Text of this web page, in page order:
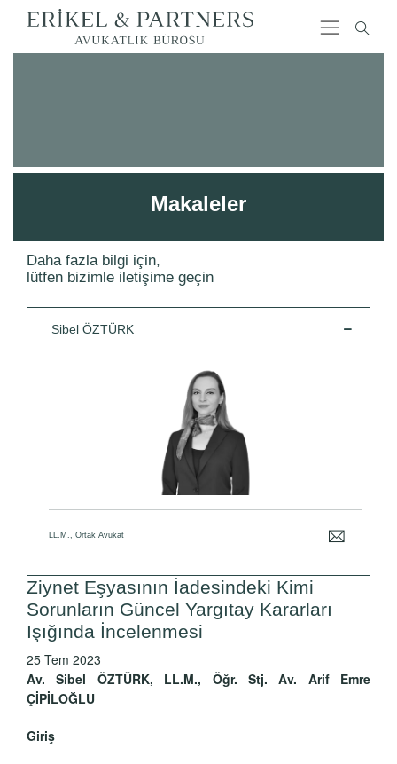
Makaleler
Daha fazla bilgi için,
lütfen bizimle iletişime geçin
Sibel ÖZTÜRK
LL.M., Ortak Avukat
Ziynet Eşyasının İadesindeki Kimi
Sorunların Güncel Yargıtay Kararları
Işığında İncelenmesi
25 Tem 2023
Av. Sibel ÖZTÜRK, LL.M., Öğr. Stj. Av. Arif Emre
ÇİPİLOĞLU
Giriş